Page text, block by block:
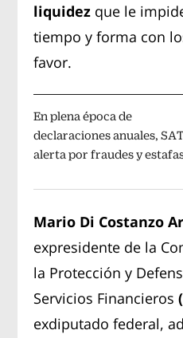
liquidez que le
tiempo y forma con
favor.
En plena época de
declaraciones anuales, SAT
alerta por fraudes y
Mario Di Costanzo
expresidente de la
la Protección y
Servicios Financieros
exdiputado federal,